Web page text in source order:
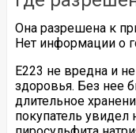
Она разрешена к
Нет информации о
Е223 не вредна и
здоровья. Без
длительное
покупатель увидел